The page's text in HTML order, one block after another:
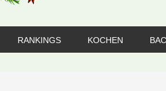
RANKINGS KOCHEN